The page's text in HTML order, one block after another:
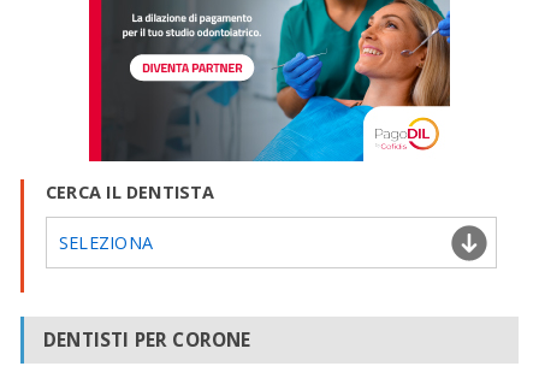
CERCA IL DENTISTA
SELEZIONA
DENTISTI PER CORONE